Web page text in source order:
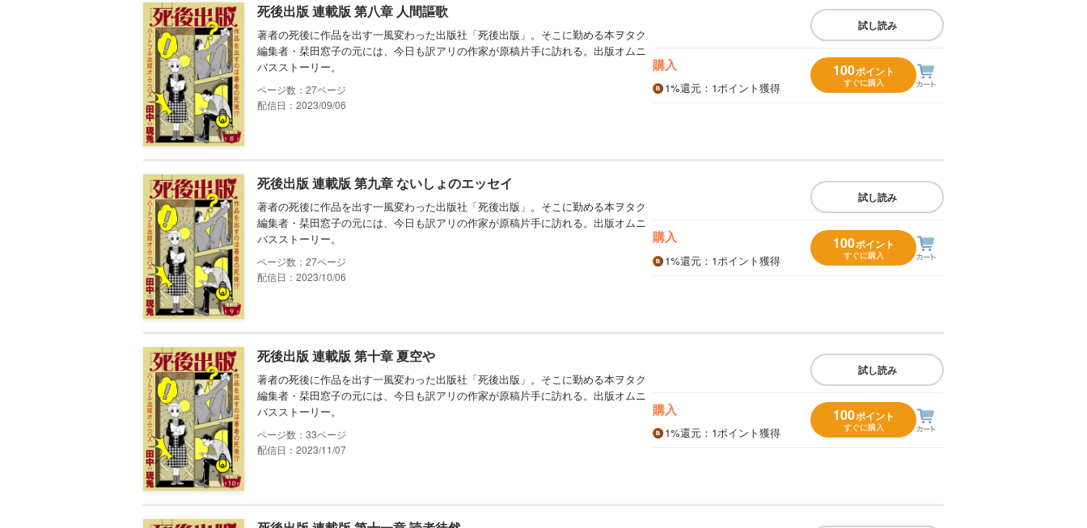
死後出版 連載版 第八章 人間謳歌
著者の死後に作品を出す一風変わった出版社「死後出版」。そこに勤める本ヲタク
編集者・栞田窓子の元には、今日も訳アリの作家が原稿片手に訪れる。出版オムニ
バスストーリー。
27
配信日：2023/09/06
試し読み
購入
1%還元 ：1ポイント獲得
100ポイント
すぐに購入
死後出版 連載版 第九章 ないしょのエッセイ
著者の死後に作品を出す一風変わった出版社「死後出版」。そこに勤める本ヲタク
編集者・栞田窓子の元には、今日も訳アリの作家が原稿片手に訪れる。出版オムニ
バスストーリー。
27
配信日：2023/10/06
試し読み
購入
1%還元 ：1ポイント獲得
100ポイント
すぐに購入
死後出版 連載版 第十章 夏空や
著者の死後に作品を出す一風変わった出版社「死後出版」。そこに勤める本ヲタク
編集者・栞田窓子の元には、今日も訳アリの作家が原稿片手に訪れる。出版オムニ
バスストーリー。
33
配信日：2023/11/07
試し読み
購入
1%還元 ：1ポイント獲得
100ポイント
すぐに購入